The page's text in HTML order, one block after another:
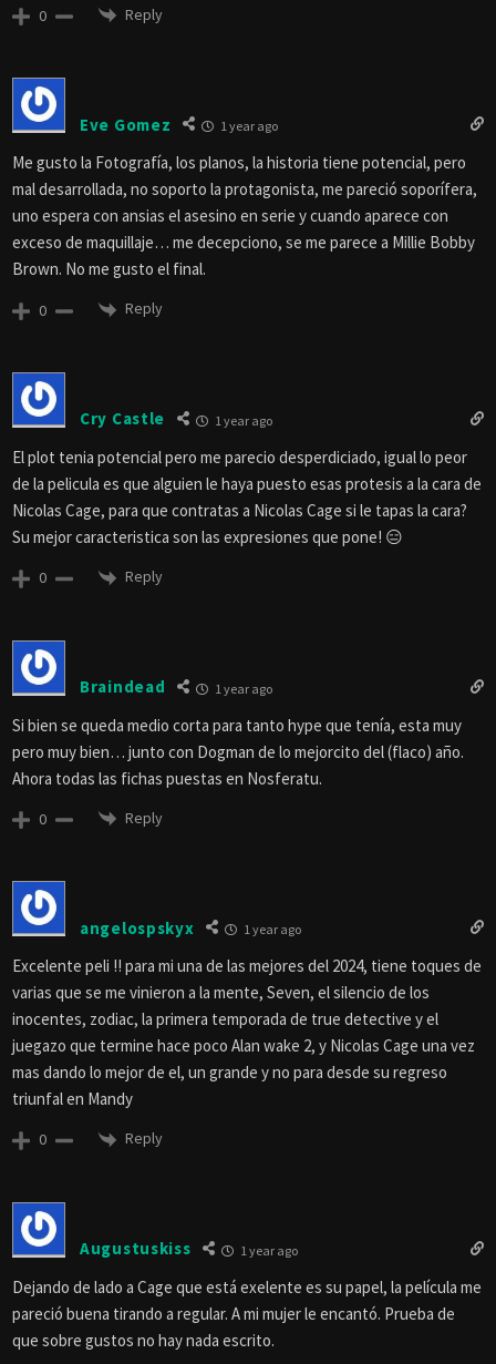
0 Reply
Eve Gomez 1 year ago
Me gusto la Fotografía, los planos, la historia tiene potencial, pero
mal desarrollada, no soporto la protagonista, me pareció soporífera,
uno espera con ansias el asesino en serie y cuando aparece con
exceso de maquillaje… me decepciono, se me parece a Millie Bobby
Brown. No me gusto el final.
0 Reply
Cry Castle 1 year ago
El plot tenia potencial pero me parecio desperdiciado, igual lo peor
de la pelicula es que alguien le haya puesto esas protesis a la cara de
Nicolas Cage, para que contratas a Nicolas Cage si le tapas la cara?
Su mejor caracteristica son las expresiones que pone! 😑
0 Reply
Braindead 1 year ago
Si bien se queda medio corta para tanto hype que tenía, esta muy
pero muy bien… junto con Dogman de lo mejorcito del (flaco) año.
Ahora todas las fichas puestas en Nosferatu.
0 Reply
angelospskyx 1 year ago
Excelente peli !! para mi una de las mejores del 2024, tiene toques de
varias que se me vinieron a la mente, Seven, el silencio de los
inocentes, zodiac, la primera temporada de true detective y el
juegazo que termine hace poco Alan wake 2, y Nicolas Cage una vez
mas dando lo mejor de el, un grande y no para desde su regreso
triunfal en Mandy
0 Reply
Augustuskiss 1 year ago
Dejando de lado a Cage que está exelente es su papel, la película me
pareció buena tirando a regular. A mi mujer le encantó. Prueba de
que sobre gustos no hay nada escrito.